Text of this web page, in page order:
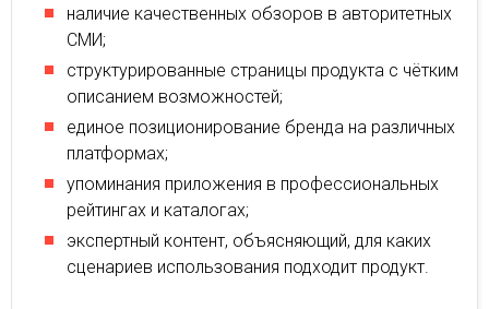
наличие качественных обзоров в авторитетных
СМИ;
структурированные страницы продукта с чётким
описанием возможностей;
единое позиционирование бренда на различных
платформах;
упоминания приложения в профессиональных
рейтингах и каталогах;
экспертный контент, объясняющий, для каких
сценариев использования подходит продукт.